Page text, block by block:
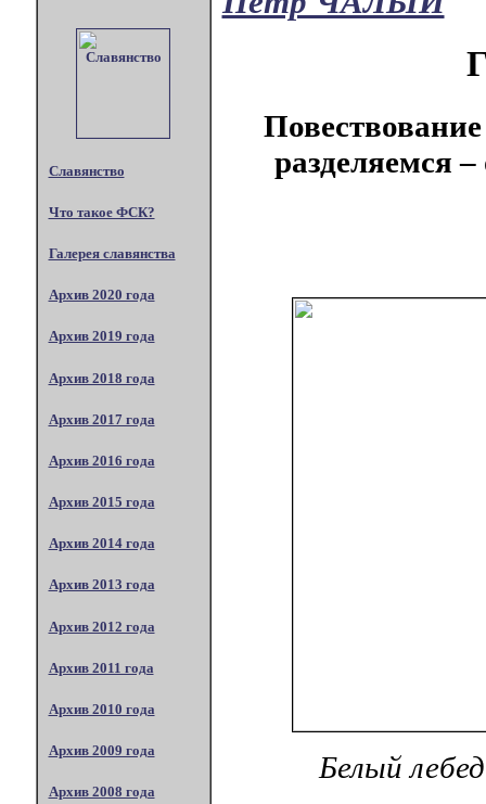
Славянство
Что такое ФСК?
Галерея славянства
Архив 2020 года
Архив 2019 года
Архив 2018 года
Архив 2017 года
Архив 2016 года
Архив 2015 года
Архив 2014 года
Архив 2013 года
Архив 2012 года
Архив 2011 года
Архив 2010 года
Архив 2009 года
Архив 2008 года
разделяемся
Белый